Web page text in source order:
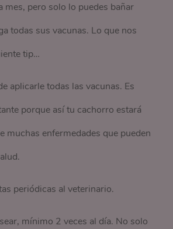
mes, pero solo lo puedes bañar
todas sus vacunas. Lo que nos
tip…
aplicarle todas las vacunas. Es
porque así tu cachorro estará
muchas enfermedades que pueden
periódicas al veterinario.
mínimo 2 veces al día. No solo